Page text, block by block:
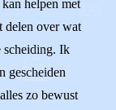
helpen met
delen over wat
scheiding. Ik
gescheiden
zo bewust